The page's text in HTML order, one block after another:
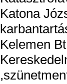
Katona
Kelemen